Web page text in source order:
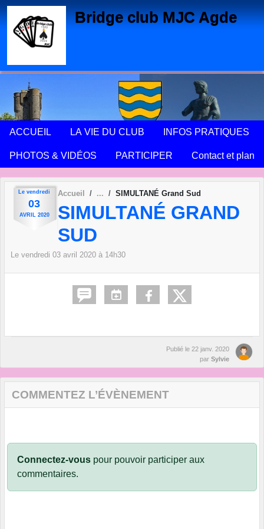
Bridge club MJC Agde
ACCUEIL LA VIE DU CLUB INFOS PRATIQUES
PHOTOS & VIDÉOS PARTICIPER Contact et plan
Le vendredi
03
AVRIL 2020
Accueil SIMULTANÉ Grand Sud
SIMULTANÉ GRAND
SUD
Le vendredi 03 avril 2020 à 14h30
Publié le 22 janv. 2020
par Sylvie
COMMENTEZ L’ÉVÈNEMENT
Connectez-vous pour pouvoir participer aux
commentaires.
Panneau de gestion des cookies